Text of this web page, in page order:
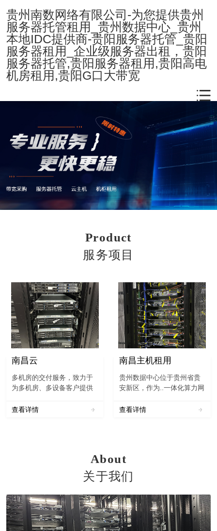
贵州南数网络有限公司-为您提供贵州
服务器托管租用_贵州数据中心_贵州
本地IDC提供商-贵阳服务器托管_贵阳
服务器租用_企业级服务器出租，贵阳
服务器托管,贵阳服务器租用,贵阳高电
机房租用,贵阳G口大带宽
Product
服务项目
南昌云
多机房的交付服务，致力于
为多机房、多设备客户提供
务支持和备件管理，助力企
查看详情
南昌主机租用
贵州数据中心位于贵州省贵
安新区，作为..一体化算力网
要节点之一，贵州电信~贵州
资源池、云南方核心节点
查看详情
About
关于我们